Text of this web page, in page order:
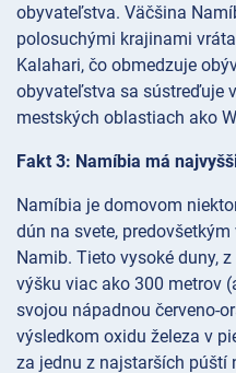
obyvateľstva. Väčšina
polosuchými krajinami
Kalahari, čo obmedzuje
obyvateľstva sa sústreďuje
mestských oblastiach ako
Fakt 3: Namíbia má
Namíbia je domovom
dún na svete,
Namib. Tieto vysoké duny,
výšku viac ako 300 metrov
svojou nápadnou červeno-
výsledkom oxidu železa v
za jednu z najstarších púští